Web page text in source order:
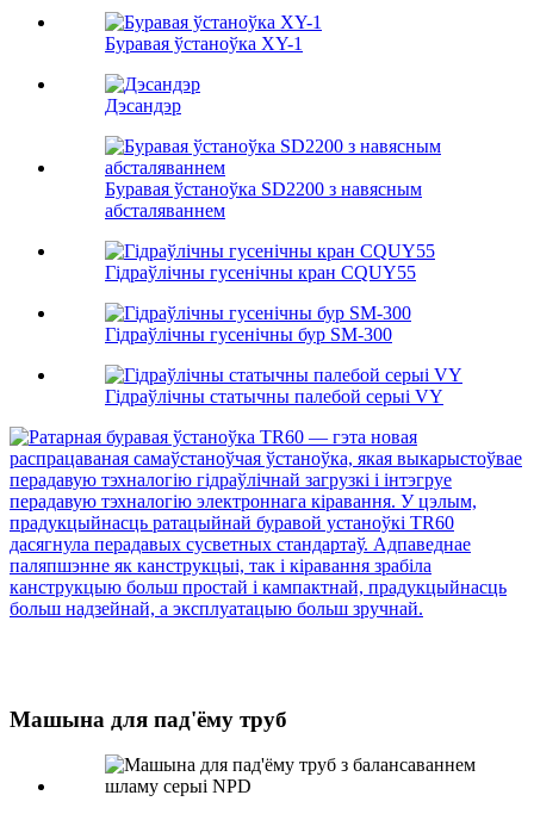
Буравая ўстаноўка XY-1
Дэсандэр
Буравая ўстаноўка SD2200 з навясным
абсталяваннем
Гідраўлічны гусенічны кран CQUY55
Гідраўлічны гусенічны бур SM-300
Гідраўлічны статычны палебой серыі VY
Машына для пад'ёму труб